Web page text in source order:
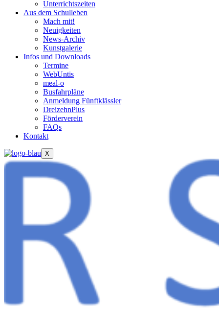
Unterrichtszeiten
Aus dem Schulleben
Mach mit!
Neuigkeiten
News-Archiv
Kunstgalerie
Infos und Downloads
Termine
WebUntis
meal-o
Busfahrpläne
Anmeldung Fünftklässler
DreizehnPlus
Förderverein
FAQs
Kontakt
X